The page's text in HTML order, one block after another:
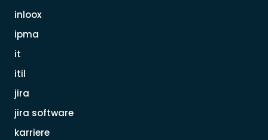
inloox
ipma
it
itil
jira
jira software
karriere